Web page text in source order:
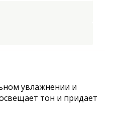
увлажнении и
тон и придает